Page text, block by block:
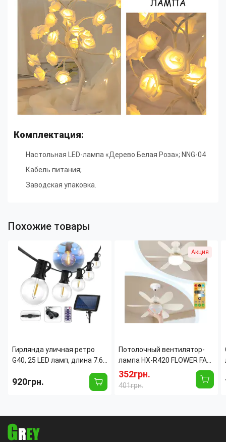
Комплектация:
Настольная LED-лампа «Дерево Белая Роза»; NNG-04
Кабель питания;
Заводская упаковка.
Похожие товары
Гирлянда уличная ретро
G40, 25 LED ламп, длина 7.6
влагозащита IP44, для
террасы, сада и беседки
920грн.
Акция
Потолочный вентилятор-
лампа HX-R420 FLOWER FAN
LIGHT 30Вт E27 с пультом
ДУ, LED светильник с
вентилятором, 3 скорости,
352грн.
401грн.